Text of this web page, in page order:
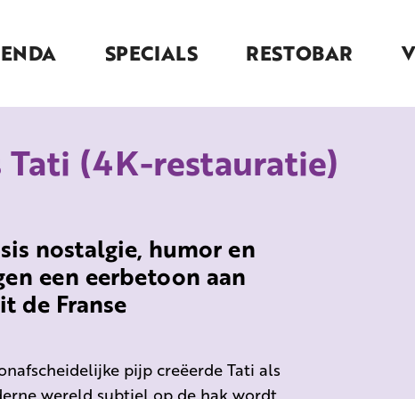
SPECIALS RESTOBAR
Tati (4K-restauratie)
nostalgie, humor en
een eerbetoon aan
de Franse
pijp creëerde Tati als